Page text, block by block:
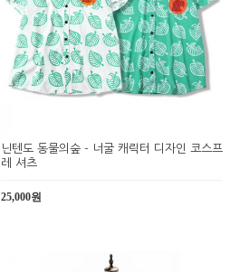
닌텐도 동물의숲 - 너굴 캐릭터 디자인 코스프
레 셔츠
25,000원